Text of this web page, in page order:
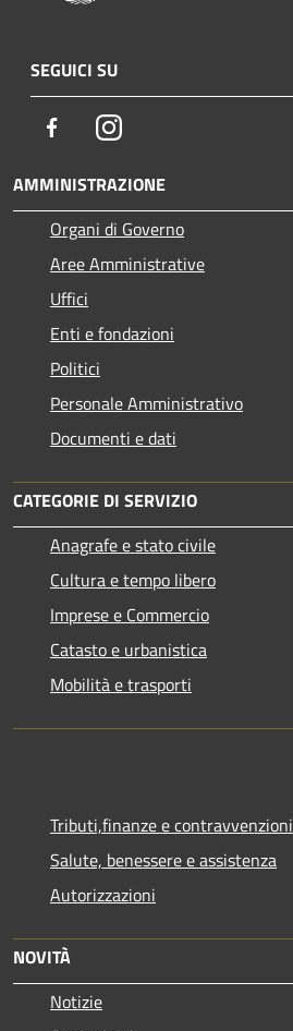
SEGUICI SU
FacebookInstagram
AMMINISTRAZIONE
Organi di Governo
Aree Amministrative
Uffici
Enti e fondazioni
Politici
Personale Amministrativo
Documenti e dati
CATEGORIE DI SERVIZIO
Anagrafe e stato civile
Cultura e tempo libero
Imprese e Commercio
Catasto e urbanistica
Mobilità e trasporti
Tributi,finanze e contravvenzioni
Salute, benessere e assistenza
Autorizzazioni
NOVITÀ
Notizie